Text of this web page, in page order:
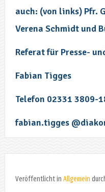
auch: (von links) Pfr.
Verena Schmidt und
Referat für Presse-
Fabian Tigges
Telefon 02331 3809-
fabian.tigges
Veröffentlicht in Allgemein